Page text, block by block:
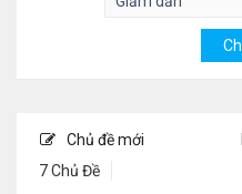
Chủ đề mới
7 Chủ Đề